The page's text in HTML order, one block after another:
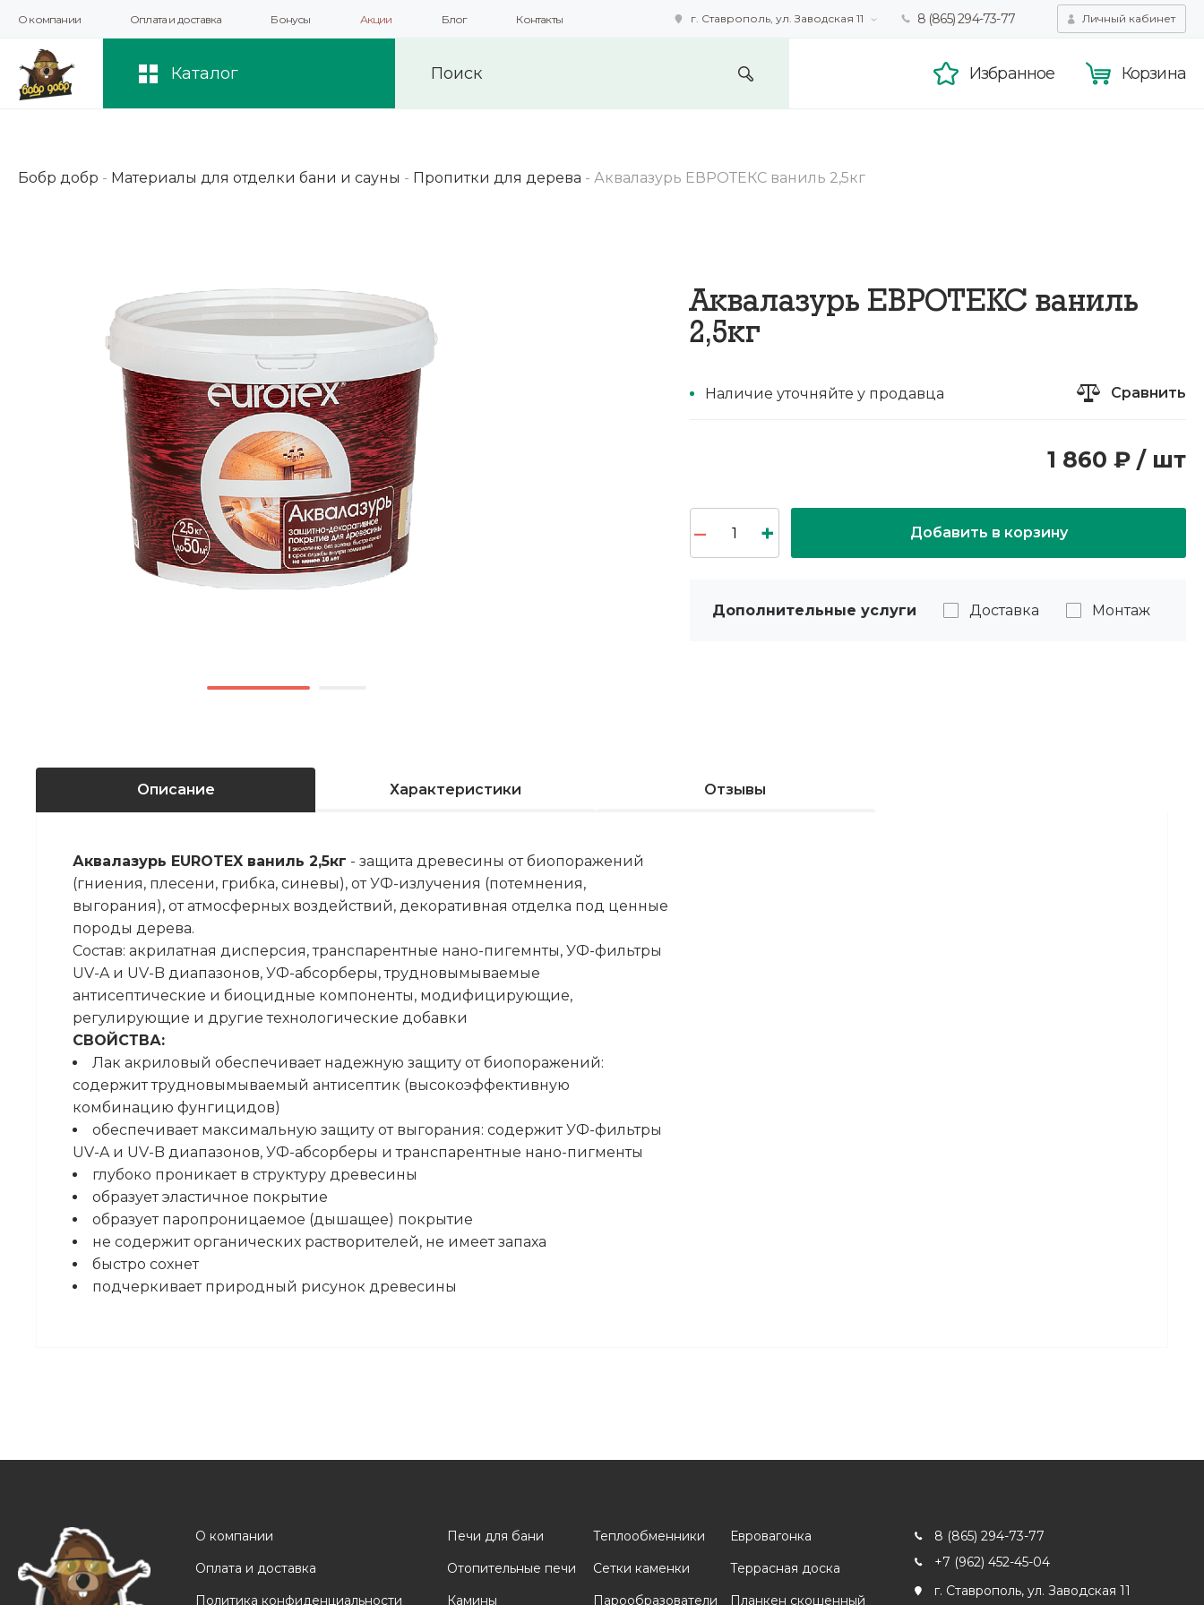
О компании Оплата и доставка Бонусы Акции Блог Контакты г. Ставрополь, ул. Заводская 11 8 (865) 294-73-77 Личный кабинет
Каталог Избранное Корзина
Бобр добр - Материалы для отделки бани и сауны - Пропитки для дерева - Аквалазурь ЕВРОТЕКС ваниль 2,5кг
Аквалазурь ЕВРОТЕКС ваниль
2,5кг
Наличие уточняйте у продавца Сравнить
1 860 ₽ / шт
Добавить в корзину
Дополнительные услуги Доставка Монтаж
Описание Характеристики Отзывы
Аквалазурь EUROTEX ваниль 2,5кг - защита древесины от биопоражений
(гниения, плесени, грибка, синевы), от УФ-излучения (потемнения,
выгорания), от атмосферных воздействий, декоративная отделка под ценные
породы дерева.
Состав: акрилатная дисперсия, транспарентные нано-пигемнты, УФ-фильтры
UV-A и UV-B диапазонов, УФ-абсорберы, трудновымываемые
антисептические и биоцидные компоненты, модифицирующие,
регулирующие и другие технологические добавки
СВОЙСТВА:
Лак акриловый обеспечивает надежную защиту от биопоражений:
содержит трудновымываемый антисептик (высокоэффективную
комбинацию фунгицидов)
обеспечивает максимальную защиту от выгорания: содержит УФ-фильтры
UV-A и UV-B диапазонов, УФ-абсорберы и транспарентные нано-пигменты
глубоко проникает в структуру древесины
образует эластичное покрытие
образует паропроницаемое (дышащее) покрытие
не содержит органических растворителей, не имеет запаха
быстро сохнет
подчеркивает природный рисунок древесины
О компании
Оплата и доставка
Политика конфиденциальности
Печи для бани
Отопительные печи
Камины
Теплообменники
Сетки каменки
Парообразователи
Евровагонка
Террасная доска
Планкен скошенный
8 (865) 294-73-77
+7 (962) 452-45-04
г. Ставрополь, ул. Заводская 11
Мы используем файлы cookie и другие подобные технологии для получения данных с целью сбора статистики,